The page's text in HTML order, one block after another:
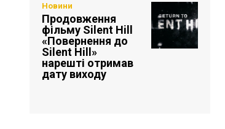
Новини
Продовження
фільму Silent Hill
«Повернення до
Silent Hill»
нарешті отримав
дату виходу